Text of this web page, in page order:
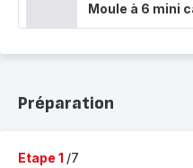
Moule à 6 mini
Préparation
Etape 1 /7